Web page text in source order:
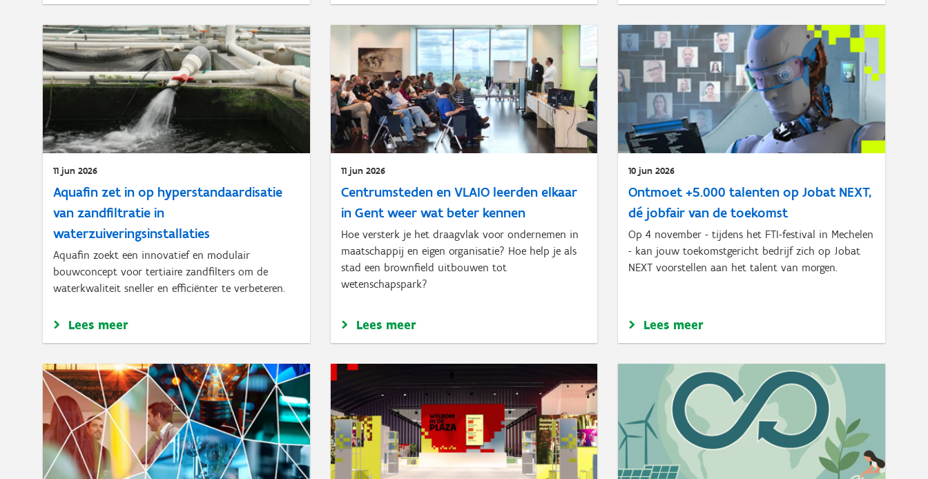
11 jun 2026
Aquafin zet in op hyperstandaardisatie
van zandfiltratie in
waterzuiveringsinstallaties
Aquafin zoekt een innovatief en modulair
bouwconcept voor tertiaire zandfilters om de
waterkwaliteit sneller en efficiënter te verbeteren.
Lees meer
11 jun 2026
Centrumsteden en VLAIO leerden elkaar
in Gent weer wat beter kennen
Hoe versterk je het draagvlak voor ondernemen in
maatschappij en eigen organisatie? Hoe help je als
stad een brownfield uitbouwen tot
wetenschapspark?
Lees meer
10 jun 2026
Ontmoet +5.000 talenten op Jobat NEXT,
dé jobfair van de toekomst
Op 4 november - tijdens het FTI-festival in Mechelen
- kan jouw toekomstgericht bedrijf zich op Jobat
NEXT voorstellen aan het talent van morgen.
Lees meer